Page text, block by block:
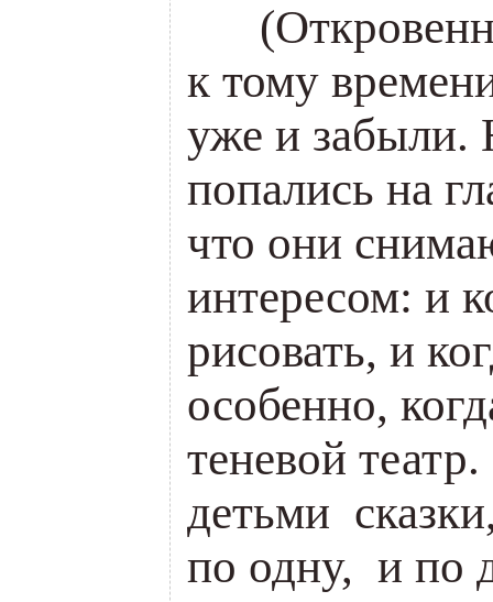
к тому
уже и забыли.
попались на
что они
интересом: и
рисовать, и
особенно,
теневой
детьми
по одну, и по